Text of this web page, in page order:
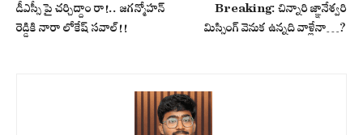
డీఎస్సీ పై చర్చిద్దాం రా!.. జగన్మోహన్
రెడ్డికి నారా లోకేష్ సవాల్!!
Breaking: చిన్నారి జ్ఞానేశ్వరి
మిస్సింగ్ వెనుక ఉన్నది వాళ్లేనా…?